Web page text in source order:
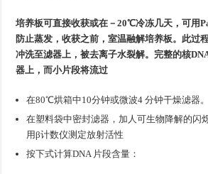
培养板可直接收获或在－20℃冷冻几天，可用
防止蒸发，收获之前，室温融解培养板。此过
冲洗至滤器上，被去离子水裂解。完整的核
器上，而小片段将流过
在80℃烘箱中10分钟或微波4 分钟干燥滤器。
在塑料袋中密封滤器，加人可生物降解的闪
用β计数仪测定放射活性
按下式计算DNA 片段含量：